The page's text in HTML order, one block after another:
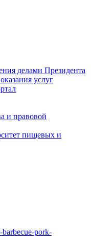
делами Президента
услуг
и правовой
пищевых и
pork-